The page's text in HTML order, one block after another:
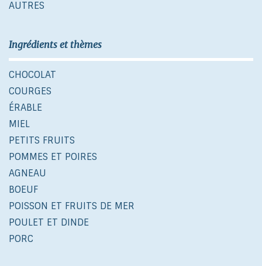
AUTRES
Ingrédients et thèmes
CHOCOLAT
COURGES
ÉRABLE
MIEL
PETITS FRUITS
POMMES ET POIRES
AGNEAU
BOEUF
POISSON ET FRUITS DE MER
POULET ET DINDE
PORC